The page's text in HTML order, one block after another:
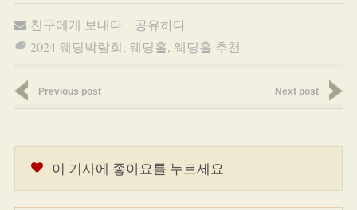
친구에게 보내다
공유하다
2024 웨딩박람회, 웨딩홀, 웨딩홀 추천
Previous post Next post
이 기사에 좋아요를 누르세요